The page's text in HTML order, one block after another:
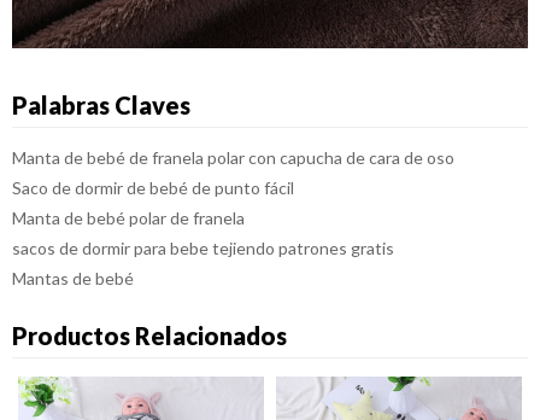
Palabras Claves
Manta de bebé de franela polar con capucha de cara de oso
Saco de dormir de bebé de punto fácil
Manta de bebé polar de franela
sacos de dormir para bebe tejiendo patrones gratis
Mantas de bebé
Productos Relacionados